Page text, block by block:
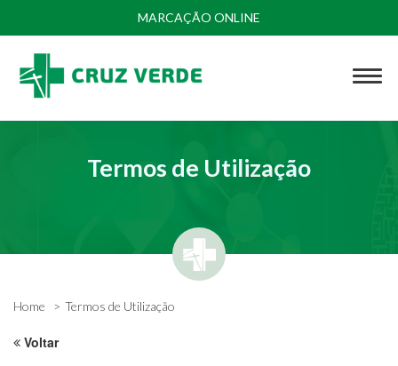
MARCAÇÃO ONLINE
Termos de Utilização
Home Termos de Utilização
Voltar